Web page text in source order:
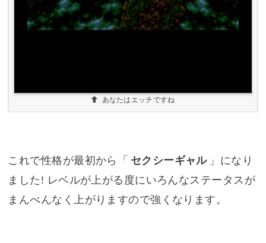
あなたはエッチですね
これで性格が最初から「 セクシーギャル 」になり
ました! レベルが上がる度にいろんなステータスが
まんべんなく上がりますので強くなります。